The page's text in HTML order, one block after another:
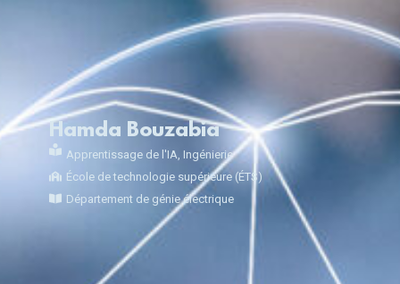
Hamda Bouzabia
Apprentissage de l'IA Ingénierie
École de technologie supérieure (ÉTS)
Département de génie électrique